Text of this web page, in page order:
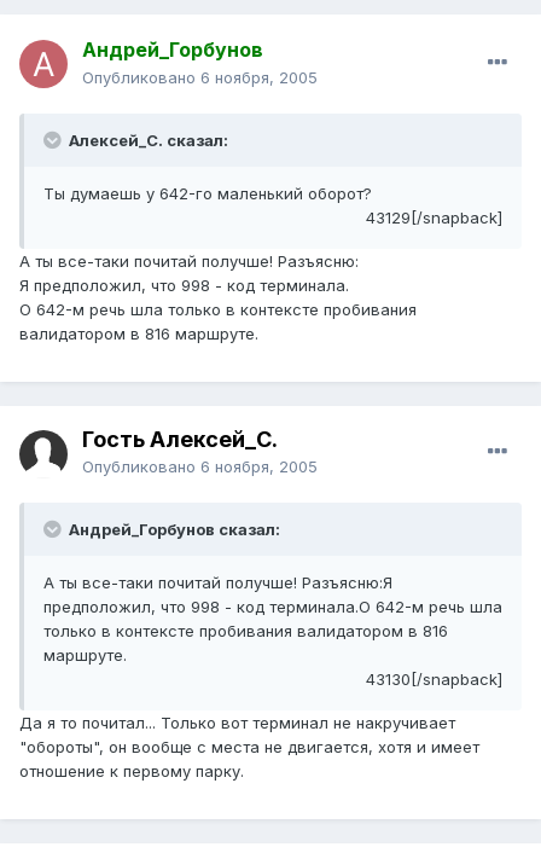
Андрей_Горбунов
Опубликовано 6 ноября, 2005
Алексей_С. сказал:
Ты думаешь у 642-го маленький оборот?
43129[/snapback]
А ты все-таки почитай получше! Разъясню:
Я предположил, что 998 - код терминала.
О 642-м речь шла только в контексте пробивания
валидатором в 816 маршруте.
Гость Алексей_С.
Опубликовано 6 ноября, 2005
Андрей_Горбунов сказал:
А ты все-таки почитай получше! Разъясню:Я
предположил, что 998 - код терминала.О 642-м речь шла
только в контексте пробивания валидатором в 816
маршруте.
43130[/snapback]
Да я то почитал... Только вот терминал не накручивает
"обороты", он вообще с места не двигается, хотя и имеет
отношение к первому парку.